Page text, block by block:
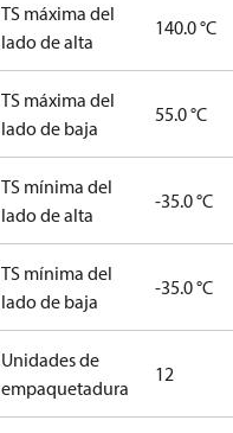
TS máxima del
lado de alta
140.0 °C
TS máxima del
lado de baja
55.0 °C
TS mínima del
lado de alta
-35.0 °C
TS mínima del
lado de baja
-35.0 °C
Unidades de
empaquetadura
12